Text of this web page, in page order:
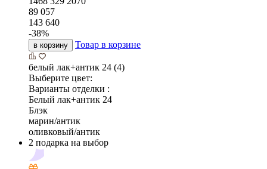
89 057
143 640
-38%
в корзину Товар в корзине
белый лак+антик 24 (4)
Выберите цвет:
Варианты отделки :
Белый лак+антик 24
Блэк
марин/антик
оливковый/антик
2 подарка на выбор